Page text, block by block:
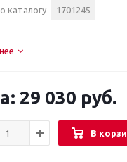
каталогу 1701245
29 030 руб.
В